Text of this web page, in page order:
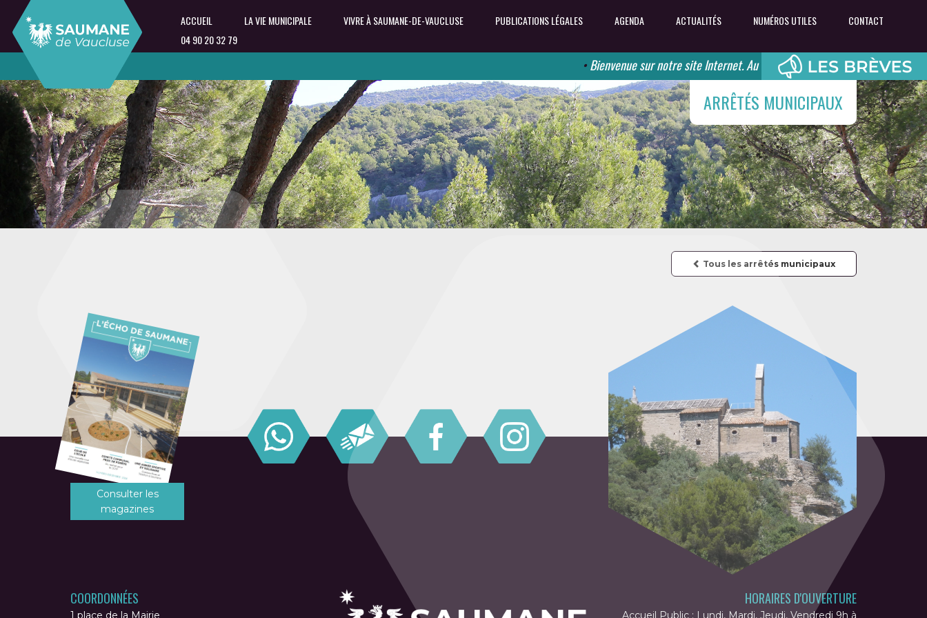
ACCUEIL LA VIE MUNICIPALE VIVRE À SAUMANE-DE-VAUCLUSE PUBLICATIONS LÉGALES AGENDA ACTUALITÉS NUMÉROS UTILES
CONTACT
04 90 20 32 79
Bienvenue sur notre site Internet. Au coeur des Monts de Vaucluse,
ARRÊTÉS MUNICIPAUX
Tous les arrêtés municipaux
Consulter les
magazines
COORDONNÉES
1 place de la Mairie
HORAIRES D'OUVERTURE
Accueil Public : Lundi, Mardi, Jeudi, Vendredi 9h à